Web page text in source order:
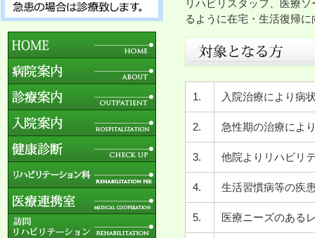
リハビリスタッフ、医療
るように在宅・生活復帰
1. 入院治療により病
2. 急性期の治療によ
3. 他院よりリハビリ
4. 生活習慣病等の疾
5. 医療ニーズのある